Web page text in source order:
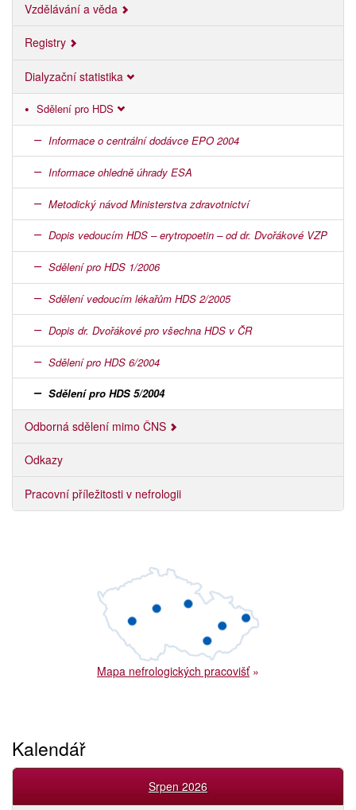
Vzdělávání a věda
Registry
Dialyzační statistika
Sdělení pro HDS
Informace o centrální dodávce EPO 2004
Informace ohledně úhrady ESA
Metodický návod Ministerstva zdravotnictví
Dopis vedoucím HDS – erytropoetin – od dr. Dvořákové VZP
Sdělení pro HDS 1/2006
Sdělení vedoucím lékařům HDS 2/2005
Dopis dr. Dvořákové pro všechna HDS v ČR
Sdělení pro HDS 6/2004
Sdělení pro HDS 5/2004
Odborná sdělení mimo ČNS
Odkazy
Pracovní příležitosti v nefrologii
Mapa nefrologických pracovišť»
Kalendář
Srpen 2026